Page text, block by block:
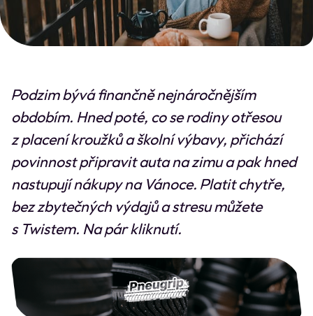
Podzim bývá finančně nejnáročnějším
obdobím. Hned poté, co se rodiny otřesou
z placení kroužků a školní výbavy, přichází
povinnost připravit auta na zimu a pak hned
nastupují nákupy na Vánoce. Platit chytře,
bez zbytečných výdajů a stresu můžete
s Twistem. Na pár kliknutí.